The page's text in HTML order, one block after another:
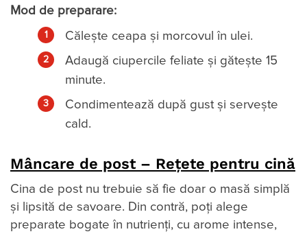
Mod de preparare:
Călește ceapa și morcovul în ulei.
Adaugă ciupercile feliate și gătește 15
minute.
Condimentează după gust și servește
cald.
Mâncare de post – Rețete pentru cină
Cina de post nu trebuie să fie doar o masă simplă
și lipsită de savoare. Din contră, poți alege
preparate bogate în nutrienți, cu arome intense,